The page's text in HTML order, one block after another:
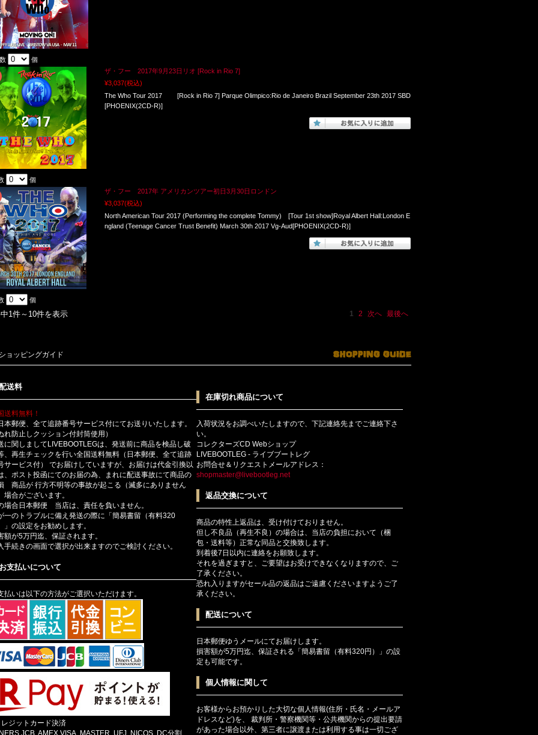
個
ザ・フー 2017年9月23日リオ [Rock in Rio 7]
¥3,037(税込)
The Who Tour 2017 [Rock in Rio 7] Parque Olimpico:Rio de Janeiro Brazil September 23th 2017 SBD
[PHOENIX(2CD-R)]
個
ザ・フー 2017年 アメリカンツアー初日3月30日ロンドン
¥3,037(税込)
North American Tour 2017 (Performing the complete Tommy) [Tour 1st show]Royal Albert Hall:London E
ngland (Teenage Cancer Trust Benefit) March 30th 2017 Vg-Aud[PHOENIX(2CD-R)]
個
1件～10件を表示 1 2 次へ 最後へ
ョッピングガイド
送料
送料無料！
本郵便、全て追跡番号サービス付にてお送りいたします。
れ防止しクッション付封筒使用）
に関しましてLIVEBOOTLEGは、発送前に商品を検品し破
、再生チェックを行い全国送料無料（日本郵便、全て追跡
サービス付） でお届けしていますが、お届けは代金引換以
、ポスト投函にてのお届の為、まれに配送事故にて商品の
商品が 行方不明等の事故が起こる（滅多にありません
場合がございます。
場合日本郵便 当店は、責任を負いません。
一のトラブルに備え発送の際に「簡易書留（有料320
」の設定をお勧めします。
額が5万円迄、保証されます。
手続きの画面で選択が出来ますのでご検討ください。
支払いについて
払いは以下の方法がご選択いただけます。
ジットカード決済
AMEX,VISA, MASTER, UFJ, NICOS, DC分割
在庫切れ商品について
入荷状況をお調べいたしますので、下記連絡先までご連絡下さ
い。
コレクターズCD Webショップ
LIVEBOOTLEG - ライブブートレグ
お問合せ＆リクエストメールアドレス：
shopmaster@livebootleg.net
返品交換について
商品の特性上返品は、受け付けておりません。
但し不良品（再生不良）の場合は、当店の負担において（梱
包・送料等）正常な同品と交換致します。
到着後7日以内に連絡をお願致します。
それを過ぎますと、ご要望はお受けできなくなりますので、ご
了承ください。
恐れ入りますがセール品の返品はご遠慮くださいますようご了
承ください。
配送について
日本郵便ゆうメールにてお届けします。
損害額が5万円迄、保証される「簡易書留（有料320円）」の設
定も可能です。
個人情報に関して
お客様からお預かりした大切な個人情報(住所・氏名・メールア
ドレスなど)を、 裁判所・警察機関等・公共機関からの提出要請
があった場合以外、第三者に譲渡または利用する事は一切ござ